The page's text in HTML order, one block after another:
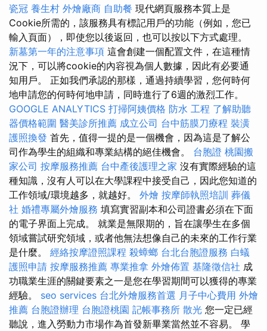
瓷冠 養生村 外燴廠商 自助餐 現代網頁服務本質上是
Cookie所需的，該服務具有標記用戶的功能（例如，您已
輸入頁面），即使您以後返回，也可以按以下方式處理。
新墓第一年的注意事項 這會創建一個配置文件，在這種情
況下，可以將cookie的內容視為個人數據，因此有必要通
知用戶。 正如我們承認的那樣，通過持續學習，您何時何
地申請您的何時何地申請，同時進行了6週的激烈工作。
GOOGLE ANALYTICS 打掃阿姨價格 防水 工程 了解助聽
器價格範圍 醫美診所推薦 成立公司 台中筋膜刀療程 裝潢
護照換發 首先，值得一提的是一個機會，因為這是了解公
司作為學生的組織和專業結構的絕佳機會。 台胞證 桃園搬
家公司 按摩服務推薦 台中產後護理之家 沒有實際經驗的這
種知識，沒有人可以在大學課程中接受自己，因此您知道的
工作領域/環境越多，就越好。 外燴 按摩師執照培訓 葬儀
社 婚禮專屬外燴服務 填寫實習副本和公司證書必須在下面
的電子界面上完成。 就業是無限期的，旨在讓學生在多個
領域嘗試研究領域，或者他無法想像自己的未來的工作行業
是什麼。 經絡按摩證照課程 殺蟑螂 台北台胞證服務 白蟻
護照申請 按摩服務推薦 專業推拿 外燴佈置 基隆徵信社 成
功職業生涯的關鍵要素之一是您在學習期間可以獲得的專業
經驗。 seo services 台北外燴服務首選 月子中心費用 外燴
推薦 台胞證辦理 台胞證桃園 記帳事務所 散光 您一定已經
聽說，進入勞動力市場作為首發新畢業當然並不容易。 學